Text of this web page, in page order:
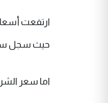
ارتفعت
حيث سجل سعر البيع 140750
اما سعر الشراء فكان 138750